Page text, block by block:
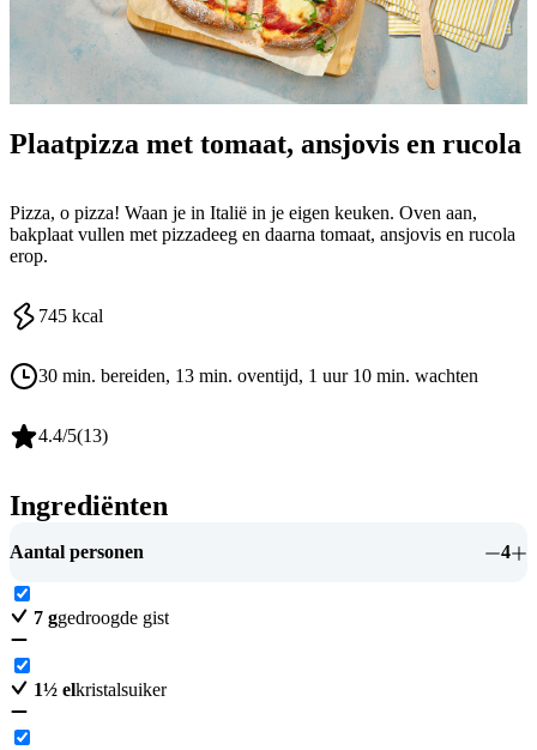
Plaatpizza met tomaat, ansjovis en rucola
Pizza, o pizza! Waan je in Italië in je eigen keuken. Oven aan,
bakplaat vullen met pizzadeeg en daarna tomaat, ansjovis en rucola
erop.
745 kcal
30 min. bereiden, 13 min. oventijd, 1 uur 10 min. wachten
4.4/5(13)
Ingrediënten
Aantal personen 4
7 ggedroogde gist
1½ elkristalsuiker